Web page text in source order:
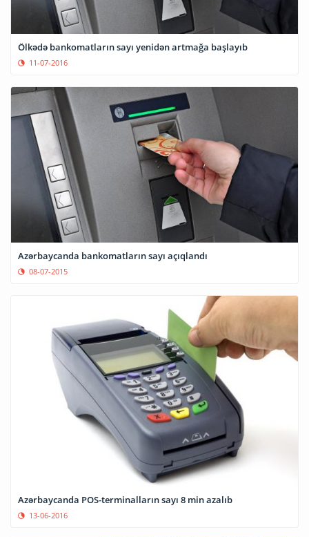
Ölkədə bankomatların sayı yenidən artmağa başlayıb
11-07-2016
Azərbaycanda bankomatların sayı açıqlandı
08-07-2015
Azərbaycanda POS-terminalların sayı 8 min azalıb
13-06-2016